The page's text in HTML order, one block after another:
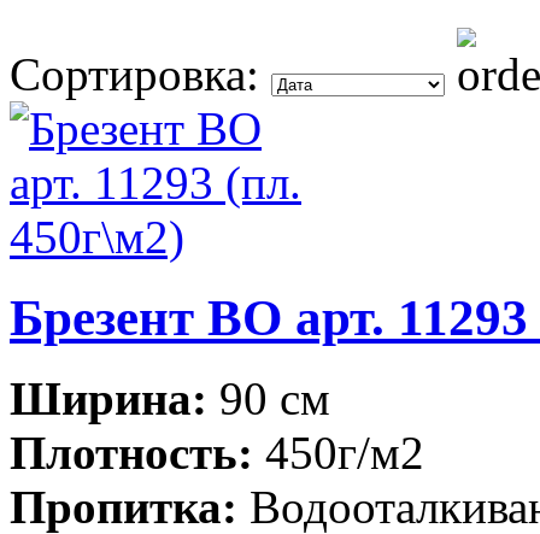
Сортировка:
Брезент ВО арт.
Ширина: 90 см
Плотность: 450г/м2
Пропитка: